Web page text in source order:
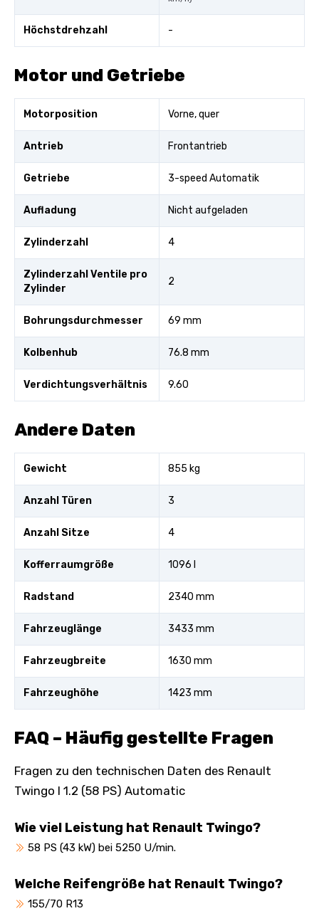
Höchstdrehzahl -
Motor und Getriebe
Motorposition Vorne, quer
Antrieb Frontantrieb
Getriebe 3-speed Automatik
Aufladung Nicht aufgeladen
Zylinderzahl 4
Zylinderzahl Ventile pro
Zylinder
2
Bohrungsdurchmesser 69 mm
Kolbenhub 76.8 mm
Verdichtungsverhältnis 9.60
Andere Daten
Gewicht 855 kg
Anzahl Türen 3
Anzahl Sitze 4
Kofferraumgröße 1096 l
Radstand 2340 mm
Fahrzeuglänge 3433 mm
Fahrzeugbreite 1630 mm
Fahrzeughöhe 1423 mm
FAQ – Häufig gestellte Fragen
Fragen zu den technischen Daten des Renault
Twingo I 1.2 (58 PS) Automatic
Wie viel Leistung hat Renault Twingo?
58 PS (43 kW) bei 5250 U/min.
Welche Reifengröße hat Renault Twingo?
155/70 R13